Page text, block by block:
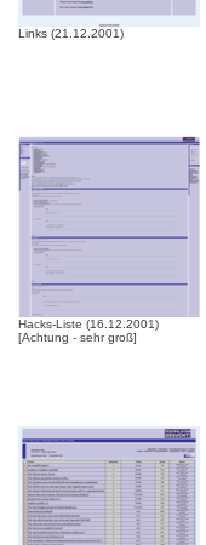
Links (21.12.2001)
Hacks-Liste (16.12.2001)
[Achtung - sehr groß]